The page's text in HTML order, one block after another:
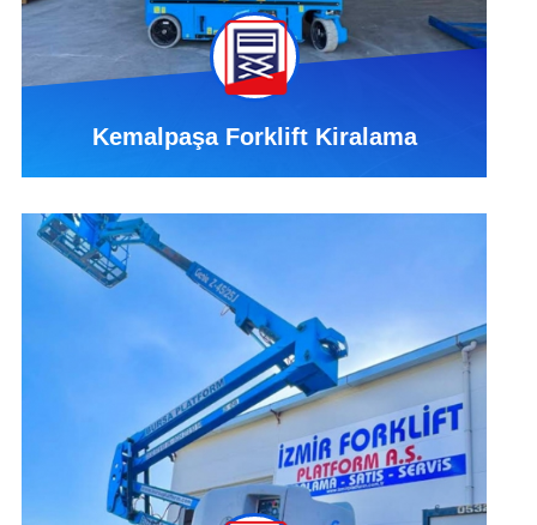
Kemalpaşa Forklift Kiralama